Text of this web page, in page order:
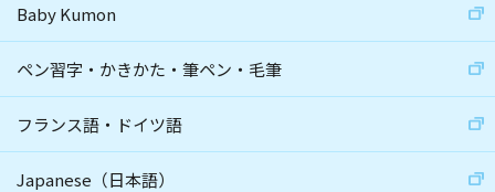
Baby Kumon
ペン習字・かきかた・筆ペン・毛筆
フランス語・ドイツ語
Japanese（日本語）